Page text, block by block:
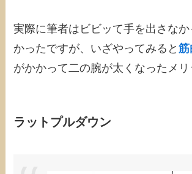
実際に筆者はビビッて手を出さな
かったですが、いざやってみると筋
がかかって二の腕が太くなったメリ
ラットプルダウン